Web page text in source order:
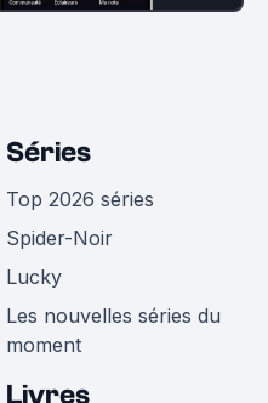
Séries
Top 2026 séries
Spider-Noir
Lucky
Les nouvelles séries du
moment
Livres